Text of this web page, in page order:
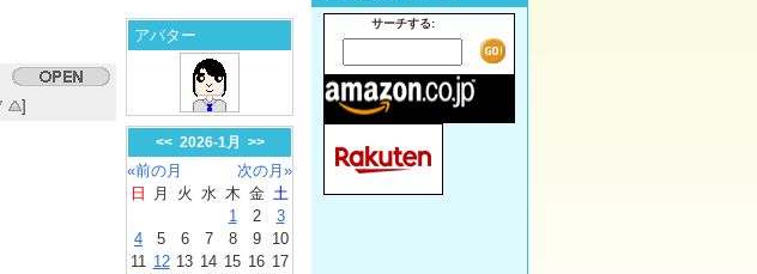
]
アバター
<< 2026-1月 >>
«前の月
次の月»
日
月 火 水 木 金 土
1
2
3
4
5 6 7 8 9
10
11 12 13 14 15 16 17
サーチする: